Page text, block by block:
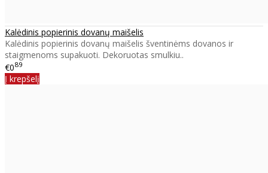
Kalėdinis popierinis dovanų maišelis
Kalėdinis popierinis dovanų maišelis šventinėms dovanos ir
staigmenoms supakuoti. Dekoruotas smulkiu..
€089
Į krepšelį